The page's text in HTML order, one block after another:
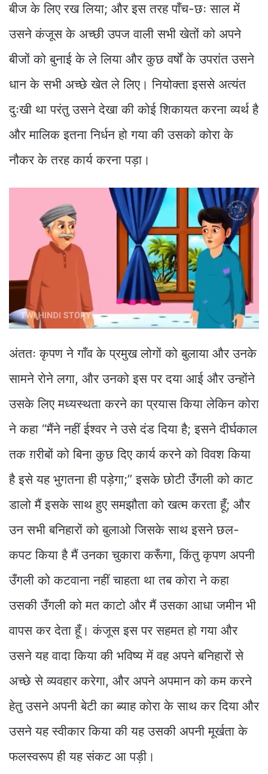
बीज के लिए रख लिया; और इस तरह पाँच-छः साल में
उसने कंजूस के अच्छी उपज वाली सभी खेतों को अपने
बीजों को बुनाई के ले लिया और कुछ वर्षों के उपरांत उसने
धान के सभी अच्छे खेत ले लिए। नियोक्ता इससे अत्यंत
दुःखी था परंतु उसने देखा की कोई शिकायत करना व्यर्थ है
और मालिक इतना निर्धन हो गया की उसको कोरा के
नौकर के तरह कार्य करना पड़ा।
अंततः कृपण ने गाँव के प्रमुख लोगों को बुलाया और उनके
सामने रोने लगा, और उनको इस पर दया आई और उन्होंने
उसके लिए मध्यस्थता करने का प्रयास किया लेकिन कोरा
ने कहा “मैंने नहीं ईश्वर ने उसे दंड दिया है; इसने दीर्घकाल
तक ग़रीबों को बिना कुछ दिए कार्य करने को विवश किया
है इसे यह भुगतना ही पड़ेगा;” इसके छोटी उँगली को काट
डालो मैं इसके साथ हुए समझौता को खत्म करता हूँ; और
उन सभी बनिहारों को बुलाओ जिसके साथ इसने छल-
कपट किया है मैं उनका चुकारा करूँगा, किंतु कृपण अपनी
उँगली को कटवाना नहीं चाहता था तब कोरा ने कहा
उसकी उँगली को मत काटो और मैं उसका आधा जमीन भी
वापस कर देता हूँ। कंजूस इस पर सहमत हो गया और
उसने यह वादा किया की भविष्य में वह अपने बनिहारों से
अच्छे से व्यवहार करेगा, और अपने अपमान को कम करने
हेतु उसने अपनी बेटी का ब्याह कोरा के साथ कर दिया और
उसने यह स्वीकार किया की यह उसकी अपनी मूर्खता के
फलस्वरूप ही यह संकट आ पड़ी।